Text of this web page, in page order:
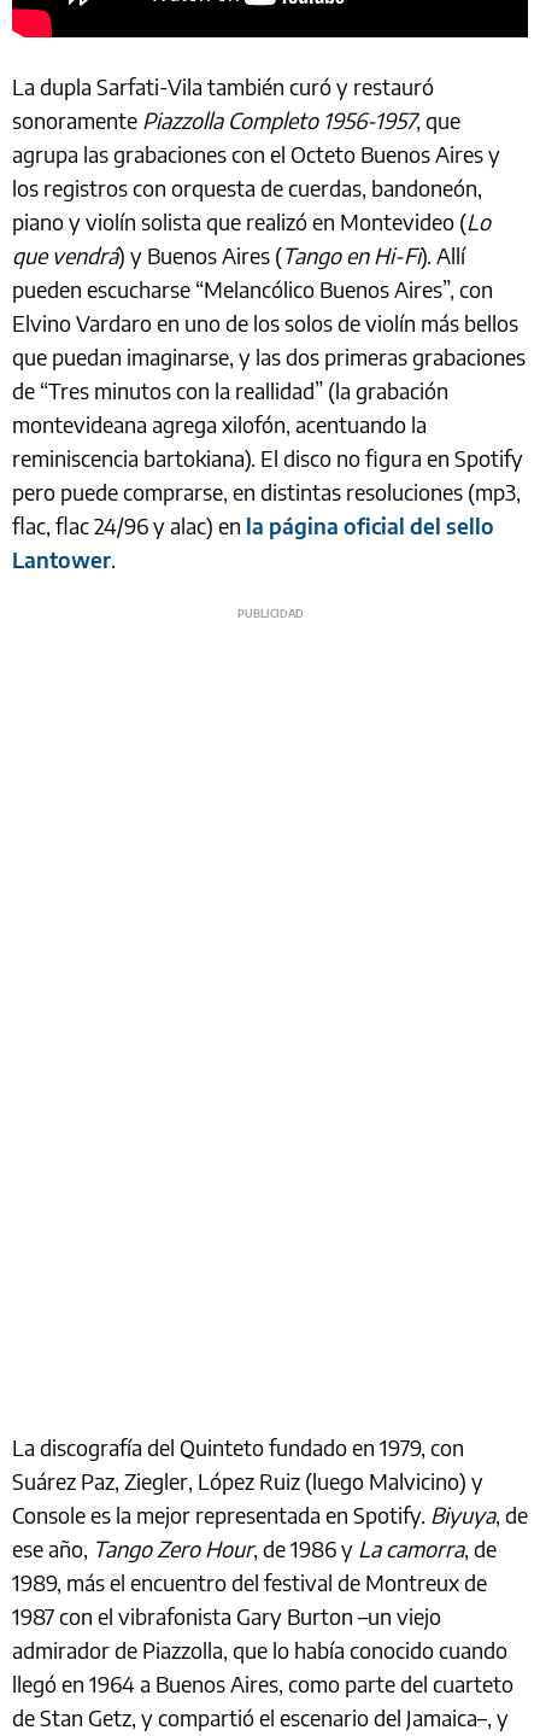
La dupla Sarfati-Vila también curó y restauró
sonoramente Piazzolla Completo 1956-1957, que
agrupa las grabaciones con el Octeto Buenos Aires y
los registros con orquesta de cuerdas, bandoneón,
piano y violín solista que realizó en Montevideo (Lo
que vendrá) y Buenos Aires (Tango en Hi-Fi). Allí
pueden escucharse “Melancólico Buenos Aires”, con
Elvino Vardaro en uno de los solos de violín más bellos
que puedan imaginarse, y las dos primeras grabaciones
de “Tres minutos con la reallidad” (la grabación
montevideana agrega xilofón, acentuando la
reminiscencia bartokiana). El disco no figura en Spotify
pero puede comprarse, en distintas resoluciones (mp3,
flac, flac 24/96 y alac) en la página oficial del sello
Lantower.
La discografía del Quinteto fundado en 1979, con
Suárez Paz, Ziegler, López Ruiz (luego Malvicino) y
Console es la mejor representada en Spotify. Biyuya, de
ese año, Tango Zero Hour, de 1986 y La camorra, de
1989, más el encuentro del festival de Montreux de
1987 con el vibrafonista Gary Burton ­–un viejo
admirador de Piazzolla, que lo había conocido cuando
llegó en 1964 a Buenos Aires, como parte del cuarteto
de Stan Getz, y compartió el escenario del Jamaica–, y